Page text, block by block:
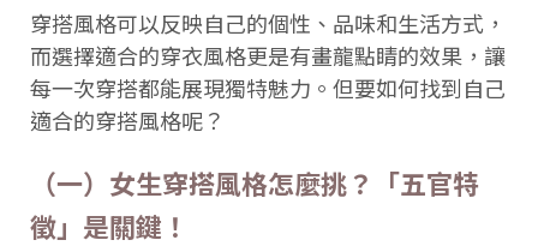
穿搭風格可以反映自己的個性、品味和生活方式，
而選擇適合的穿衣風格更是有畫龍點睛的效果，讓
每一次穿搭都能展現獨特魅力。但要如何找到自己
適合的穿搭風格呢？
（一）女生穿搭風格怎麼挑？「五官特
徵」是關鍵！